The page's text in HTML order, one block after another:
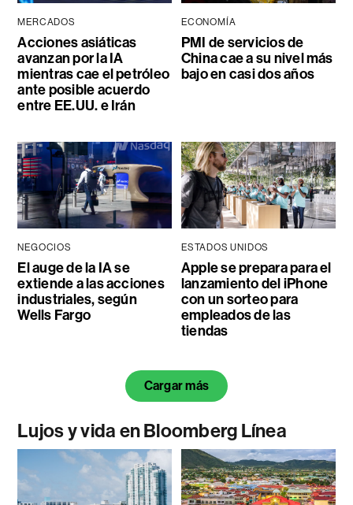
MERCADOS
Acciones asiáticas
avanzan por la IA
mientras cae el petróleo
ante posible acuerdo
entre EE.UU. e Irán
ECONOMÍA
PMI de servicios de
China cae a su nivel más
bajo en casi dos años
NEGOCIOS
El auge de la IA se
extiende a las acciones
industriales, según
Wells Fargo
ESTADOS UNIDOS
Apple se prepara para el
lanzamiento del iPhone
con un sorteo para
empleados de las
tiendas
Cargar más
Lujos y vida en Bloomberg Línea